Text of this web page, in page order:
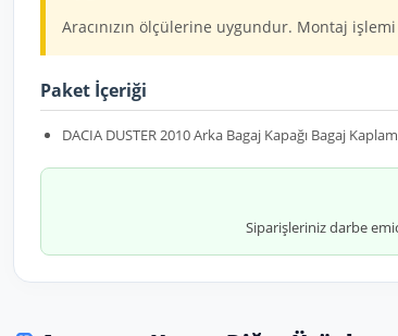
Aracınızın ölçülerine uygundur. Montaj
Paket İçeriği
DACIA DUSTER 2010 Arka Bagaj Kapağı Bagaj
Siparişleriniz darbe